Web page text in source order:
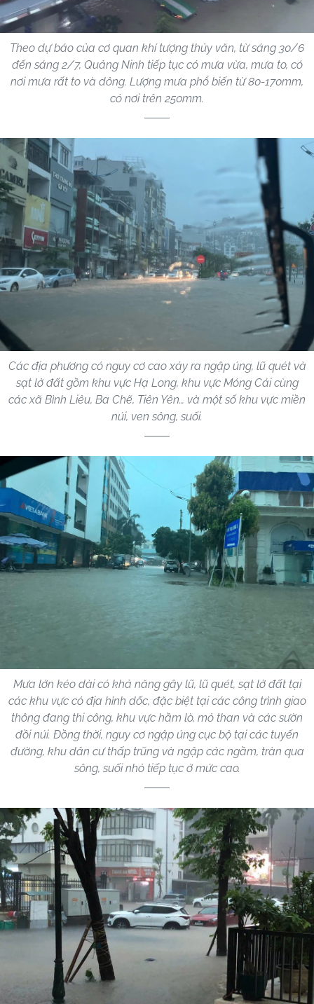
Theo dự báo của cơ quan khí tượng thủy văn, từ sáng 30/6
đến sáng 2/7, Quảng Ninh tiếp tục có mưa vừa, mưa to, có
nơi mưa rất to và dông. Lượng mưa phổ biến từ 80-170mm,
có nơi trên 250mm.
Các địa phương có nguy cơ cao xảy ra ngập úng, lũ quét và
sạt lở đất gồm khu vực Hạ Long, khu vực Móng Cái cùng
các xã Bình Liêu, Ba Chẽ, Tiên Yên… và một số khu vực miền
núi, ven sông, suối.
Mưa lớn kéo dài có khả năng gây lũ, lũ quét, sạt lở đất tại
các khu vực có địa hình dốc, đặc biệt tại các công trình giao
thông đang thi công, khu vực hầm lò, mỏ than và các sườn
đồi núi. Đồng thời, nguy cơ ngập úng cục bộ tại các tuyến
đường, khu dân cư thấp trũng và ngập các ngầm, tràn qua
sông, suối nhỏ tiếp tục ở mức cao.